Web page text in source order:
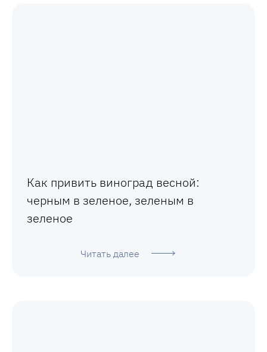
Как привить виноград весной:
черным в зеленое, зеленым в
зеленое
Читать далее